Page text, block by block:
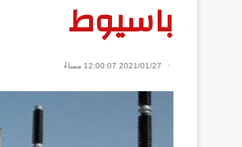
باسيوط
2021/01/27 12:00:07 مساءً